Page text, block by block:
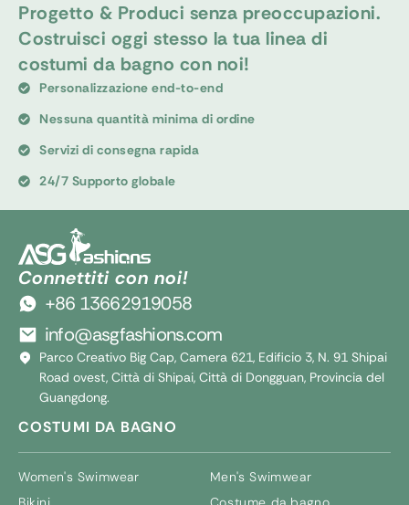
Progetto & Produci senza preoccupazioni.
Costruisci oggi stesso la tua linea di
costumi da bagno con noi!
Personalizzazione end-to-end
Nessuna quantità minima di ordine
Servizi di consegna rapida
24/7 Supporto globale
Connettiti con noi!
+86 13662919058
info@asgfashions.com
Parco Creativo Big Cap, Camera 621, Edificio 3, N. 91 Shipai
Road ovest, Città di Shipai, Città di Dongguan, Provincia del
Guangdong.
COSTUMI DA BAGNO
Women's Swimwear
Men's Swimwear